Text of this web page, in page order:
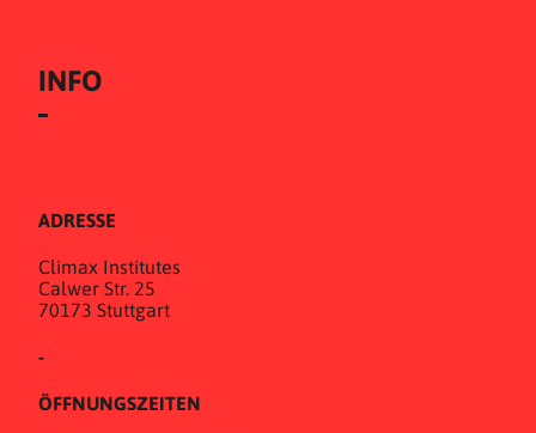
INFO
ADRESSE
Climax Institutes
Calwer Str. 25
70173 Stuttgart
-
ÖFFNUNGSZEITEN